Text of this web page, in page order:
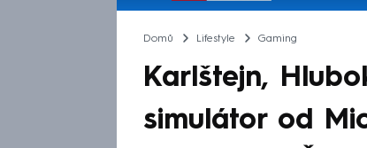
Pořady
Domů Lifestyle Gaming
Karlštejn,
simulátor od